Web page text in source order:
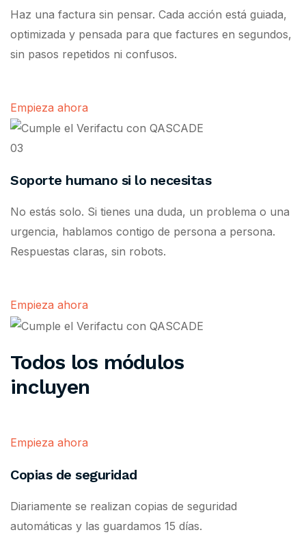
Haz una factura sin pensar. Cada acción está guiada,
optimizada y pensada para que factures en segundos,
sin pasos repetidos ni confusos.
Empieza ahora
03
Soporte humano si lo necesitas
No estás solo. Si tienes una duda, un problema o una
urgencia, hablamos contigo de persona a persona.
Respuestas claras, sin robots.
Empieza ahora
Todos los módulos
incluyen
Empieza ahora
Copias de seguridad
Diariamente se realizan copias de seguridad
automáticas y las guardamos 15 días.